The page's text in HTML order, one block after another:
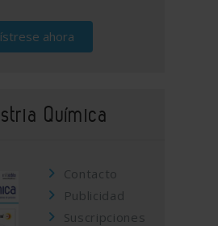
ahora
Química
Contacto
Publicidad
Suscripciones